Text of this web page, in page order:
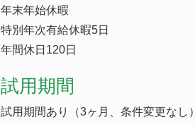
年末年始休暇
特別年次有給休暇5日
年間休日120日
試用期間
試用期間あり（3ヶ月、条件変更なし）